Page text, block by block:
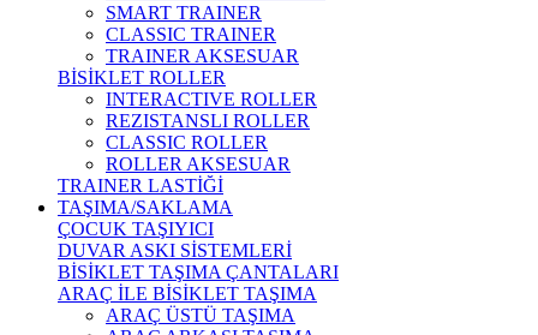
SMART TRAINER
CLASSIC TRAINER
TRAINER AKSESUAR
BİSİKLET ROLLER
INTERACTIVE ROLLER
REZISTANSLI ROLLER
CLASSIC ROLLER
ROLLER AKSESUAR
TRAINER LASTİĞİ
TAŞIMA/SAKLAMA
ÇOCUK TAŞIYICI
DUVAR ASKI SİSTEMLERİ
BİSİKLET TAŞIMA ÇANTALARI
ARAÇ İLE BİSİKLET TAŞIMA
ARAÇ ÜSTÜ TAŞIMA